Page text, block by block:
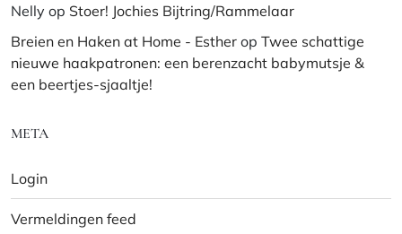
Nelly op Stoer! Jochies Bijtring/Rammelaar
Breien en Haken at Home - Esther op Twee schattige
nieuwe haakpatronen: een berenzacht babymutsje &
een beertjes-sjaaltje!
META
Login
Vermeldingen feed